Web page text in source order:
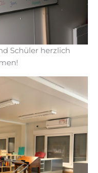
Schüler herzlich